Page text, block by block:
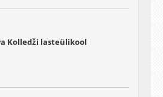
Kolledži lasteülikool